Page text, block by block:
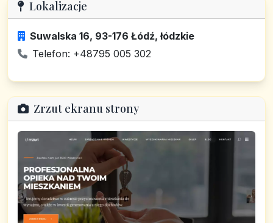
Lokalizacje
Suwalska 16, 93-176 Łódź, łódzkie
Telefon: +48795 005 302
Zrzut ekranu strony